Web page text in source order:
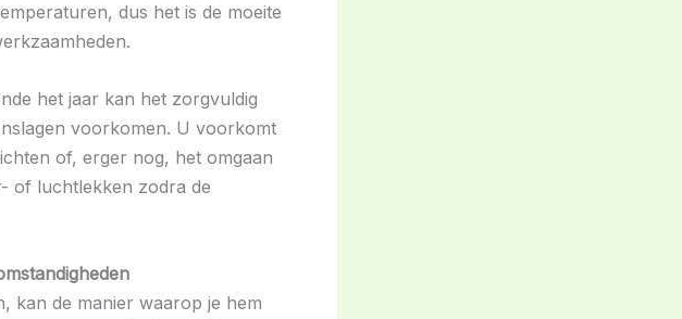
dus het is de moeite
het jaar kan het zorgvuldig
voorkomen. U voorkomt
of, erger nog, het omgaan
of luchtlekken zodra de
kan de manier waarop je hem